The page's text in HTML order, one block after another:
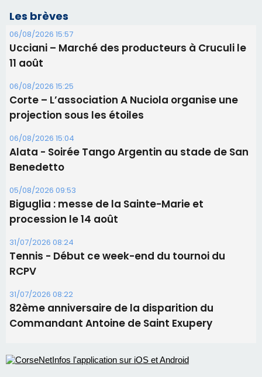
Les brèves
06/08/2026 15:57
Ucciani – Marché des producteurs à Cruculi le
11 août
06/08/2026 15:25
Corte – L’association A Nuciola organise une
projection sous les étoiles
06/08/2026 15:04
Alata - Soirée Tango Argentin au stade de San
Benedetto
05/08/2026 09:53
Biguglia : messe de la Sainte-Marie et
procession le 14 août
31/07/2026 08:24
Tennis - Début ce week-end du tournoi du
RCPV
31/07/2026 08:22
82ème anniversaire de la disparition du
Commandant Antoine de Saint Exupery